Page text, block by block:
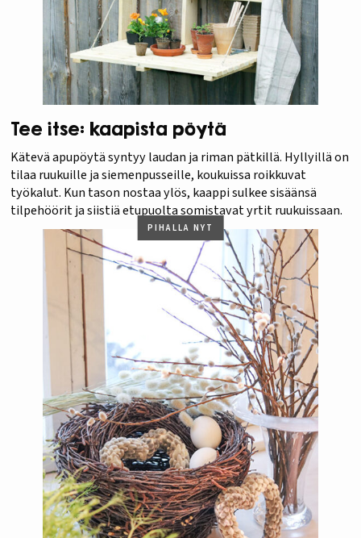
Tee itse: kaapista pöytä
Kätevä apupöytä syntyy laudan ja riman pätkillä. Hyllyillä on
tilaa ruukuille ja siemenpusseille, koukuissa roikkuvat
työkalut. Kun tason nostaa ylös, kaappi sulkee sisäänsä
tilpehöörit ja siistiä etupuolta somistavat yrtit ruukuissaan.
PIHALLA NYT